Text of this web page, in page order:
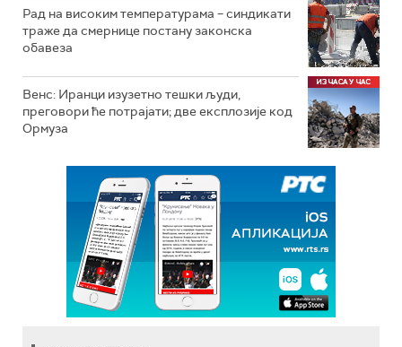
Рад на високим температурама – синдикати
траже да смернице постану законска
обавеза
Венс: Иранци изузетно тешки људи,
преговори ће потрајати; две експлозије код
Ормуза